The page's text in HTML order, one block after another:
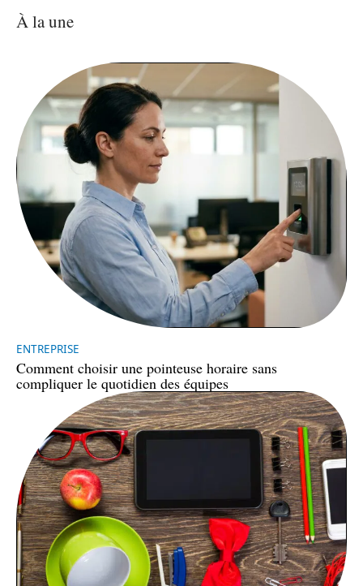
À la une
ENTREPRISE
Comment choisir une pointeuse horaire sans
compliquer le quotidien des équipes